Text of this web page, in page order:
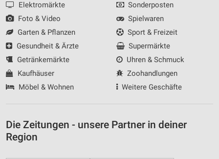
Elektromärkte
Foto & Video
Garten & Pflanzen
Gesundheit & Ärzte
Getränkemärkte
Kaufhäuser
Möbel & Wohnen
Sonderposten
Spielwaren
Sport & Freizeit
Supermärkte
Uhren & Schmuck
Zoohandlungen
Weitere Geschäfte
Die Zeitungen - unsere Partner in deiner
Region